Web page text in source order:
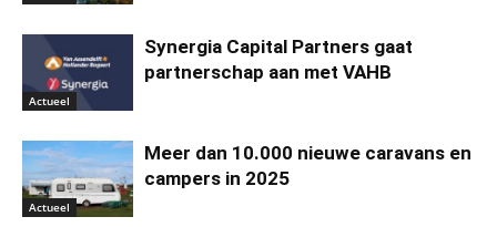
Actueel
Synergia Capital Partners gaat
partnerschap aan met VAHB
Actueel
Meer dan 10.000 nieuwe caravans en
campers in 2025